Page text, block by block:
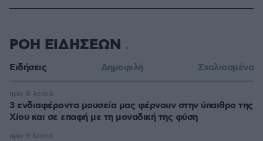
ΡΟΗ ΕΙΔΗΣΕΩΝ
Ειδήσεις Δημοφιλή Σχολιασμένα
3 ενδιαφέροντα μουσεία μας φέρνουν στην ύπαιθρο της
Χίου και σε επαφή με τη μοναδική της φύση
πριν 8 λεπτά
πριν 9 λεπτά